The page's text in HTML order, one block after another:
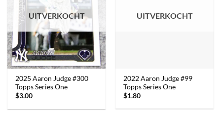
UITVERKOCHT
2025 Aaron Judge #300
Topps Series One
$3.00
UITVERKOCHT
2022 Aaron Judge #99
Topps Series One
$1.80